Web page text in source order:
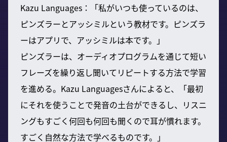
Kazu Languages：「私がいつも使っているのは、
ピンズラーとアッシミルという教材です。ピンズラ
ーはアプリで、アッシミルは本です。」
ピンズラーは、オーディオプログラムを通じて短い
フレーズを繰り返し聞いてリピートする方法で学習
を進める。Kazu Languagesさんによると、「最初
にそれを使うことで発音の土台ができるし、リスニ
ングもすごく何回も何回も聞くので耳が慣れます。
すごく自然な方法で学べるものです。」